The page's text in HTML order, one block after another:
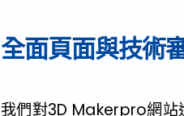
全面頁面與技術
我們對3D Makerpro網站